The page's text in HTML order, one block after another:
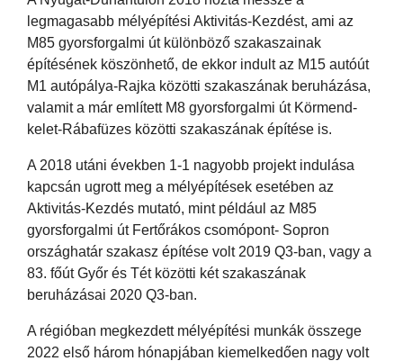
legmagasabb mélyépítési Aktivitás-Kezdést, ami az
M85 gyorsforgalmi út különböző szakaszainak
építésének köszönhető, de ekkor indult az M15 autóút
M1 autópálya-Rajka közötti szakaszának beruházása,
valamit a már említett M8 gyorsforgalmi út Körmend-
kelet-Rábafüzes közötti szakaszának építése is.
A 2018 utáni években 1-1 nagyobb projekt indulása
kapcsán ugrott meg a mélyépítések esetében az
Aktivitás-Kezdés mutató, mint például az M85
gyorsforgalmi út Fertőrákos csomópont- Sopron
országhatár szakasz építése volt 2019 Q3-ban, vagy a
83. főút Győr és Tét közötti két szakaszának
beruházásai 2020 Q3-ban.
A régióban megkezdett mélyépítési munkák összege
2022 első három hónapjában kiemelkedően nagy volt